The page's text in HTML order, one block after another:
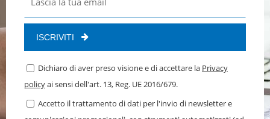
ISCRIVITI
Dichiaro di aver preso visione e di accettare la Privacy
policyai sensi dell'art. 13, Reg. UE 2016/679.
Accetto il trattamento di dati per l'invio di newsletter e